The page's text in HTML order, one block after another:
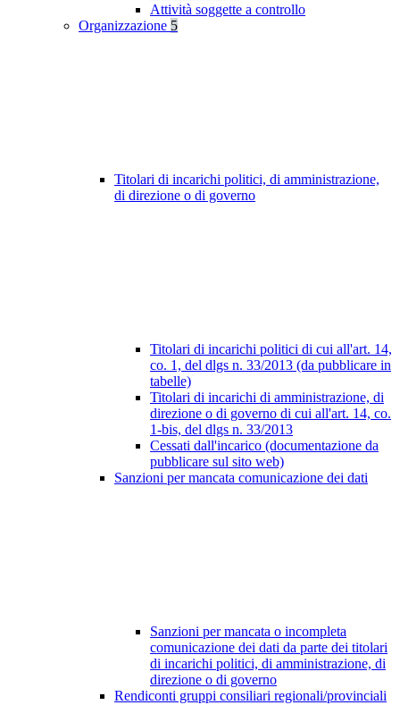
Attività soggette a controllo
Organizzazione 5
Titolari di incarichi politici, di amministrazione,
di direzione o di governo
Titolari di incarichi politici di cui all'art. 14,
co. 1, del dlgs n. 33/2013 (da pubblicare in
tabelle)
Titolari di incarichi di amministrazione, di
direzione o di governo di cui all'art. 14, co.
1-bis, del dlgs n. 33/2013
Cessati dall'incarico (documentazione da
pubblicare sul sito web)
Sanzioni per mancata comunicazione dei dati
Sanzioni per mancata o incompleta
comunicazione dei dati da parte dei titolari
di incarichi politici, di amministrazione, di
direzione o di governo
Rendiconti gruppi consiliari regionali/provinciali